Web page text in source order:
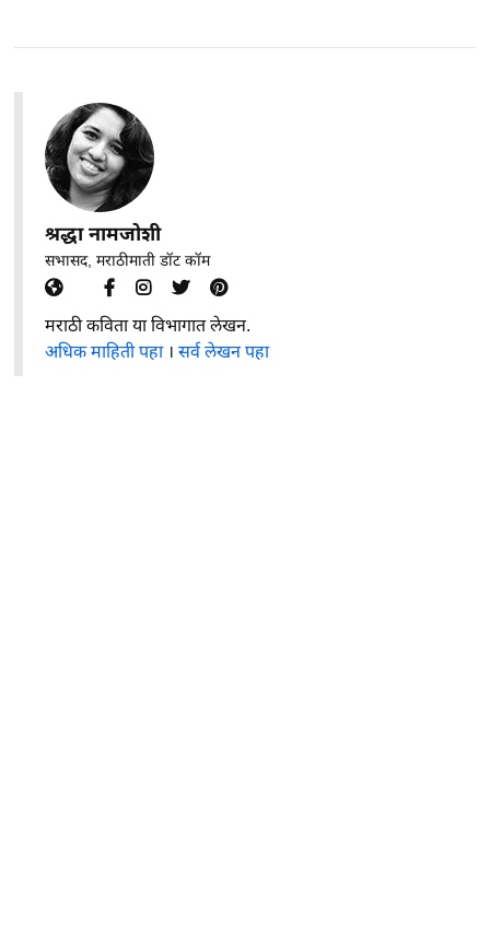
श्रद्धा नामजोशी
सभासद, मराठीमाती डॉट कॉम
मराठी कविता या विभागात लेखन.
अधिक माहिती पहा।सर्व लेखन पहा